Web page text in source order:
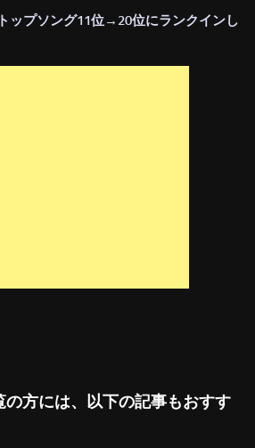
ップソング11位→20位にランクインし
の方には、以下の記事もおすす